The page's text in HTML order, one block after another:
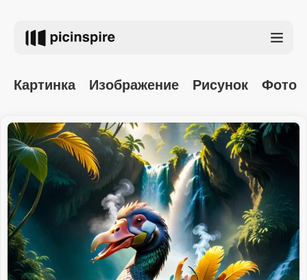
Картинка Изображение Рисунок Фото